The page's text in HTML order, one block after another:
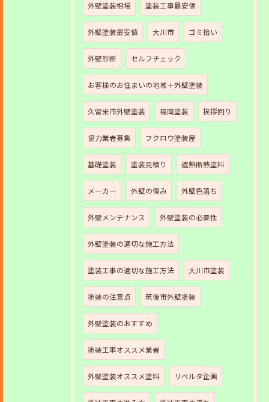
外壁塗装相場 塗装工事最安値
外壁塗装最安値 大川市 ゴミ拾い
外壁診断 セルフチェック
お客様のお住まいの地域＋外壁塗装
久留米市外壁塗装 福岡塗装 挨拶回り
協力業者募集 フクロウ塗装屋
基礎塗装 塗装見積り 遮熱断熱塗料
メーカー 外壁の傷み 外壁色落ち
外壁メンテナンス 外壁塗装の必要性
外壁塗装の適切な施工方法
塗装工事の適切な施工方法 大川市塗装
塗装の注意点 筑後市外壁塗装
外壁塗装のおすすめ
塗装工事オススメ業者
外壁塗装オススメ塗料 リベルタ企画